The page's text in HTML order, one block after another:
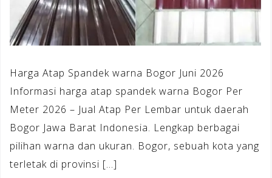
Harga Atap Spandek warna Bogor Juni 2026
Informasi harga atap spandek warna Bogor Per
Meter 2026 – Jual Atap Per Lembar untuk daerah
Bogor Jawa Barat Indonesia. Lengkap berbagai
pilihan warna dan ukuran. Bogor, sebuah kota yang
terletak di provinsi […]